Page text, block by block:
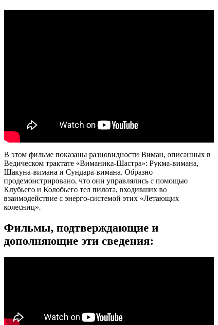
В этом фильме показаны разновидности Виман, описанных в
Ведическом трактате «Виманика-Шастра»: Рукма-вимана,
Шакуна-вимана и Сундара-вимана. Образно
продемонстрировано, что они управлялись с помощью
Клубьего и Колобьего тел пилота, входивших во
взаимодействие с энерго-системой этих «Летающих
колесниц».
Фильмы, подтверждающие и
дополняющие эти сведения: